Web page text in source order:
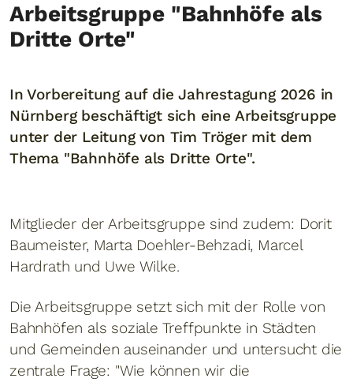
Arbeitsgruppe "Bahnhöfe als
Dritte Orte"
In Vorbereitung auf die Jahrestagung 2026 in
Nürnberg beschäftigt sich eine Arbeitsgruppe
unter der Leitung von Tim Tröger mit dem
Thema "Bahnhöfe als Dritte Orte".
Mitglieder der Arbeitsgruppe sind zudem: Dorit
Baumeister, Marta Doehler-Behzadi, Marcel
Hardrath und Uwe Wilke.
Die Arbeitsgruppe setzt sich mit der Rolle von
Bahnhöfen als soziale Treffpunkte in Städten
und Gemeinden auseinander und untersucht die
zentrale Frage: "Wie können wir die